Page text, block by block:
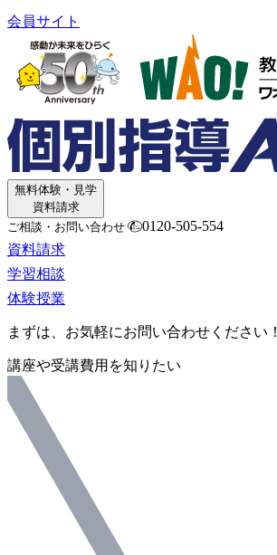
会員サイト
無料体験・見学
資料請求
ご相談・お問い合わせ
0120-505-554
資料請求
学習相談
体験授業
まずは、お気軽にお問い合わせください！
講座や受講費用を知りたい